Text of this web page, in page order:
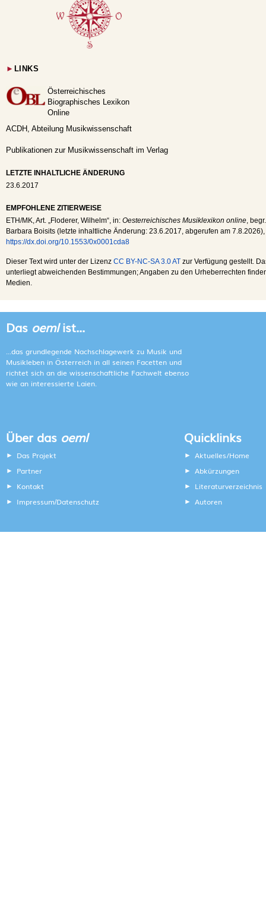
► LINKS
Österreichisches
Biographisches Lexikon
Online
ACDH, Abteilung Musikwissenschaft
Publikationen zur Musikwissenschaft im Verlag
LETZTE INHALTLICHE ÄNDERUNG
23.6.2017
EMPFOHLENE ZITIERWEISE
ETH/MK , Art. „Floderer, Wilhelm“, in: Oesterreichisches Musiklexikon online ,
Barbara Boisits (letzte inhaltliche Änderung: 23.6.2017 , abgerufen am 7.8.2026),
https://dx.doi.org/10.1553/0x0001cda8
Dieser Text wird unter der Lizenz CC BY-NC-SA 3.0 AT zur Verfügung gestellt.
unterliegt abweichenden Bestimmungen; Angaben zu den Urheberrechten
Medien.
Das oemlist...
...das grundlegende Nachschlagewerk zu Musik und
Musikleben in Österreich in all seinen Facetten und
richtet sich an die wissenschaftliche Fachwelt ebenso
wie an interessierte Laien.
Über das oeml
Das Projekt
Partner
Kontakt
Impressum/Datenschutz
Quicklinks
Aktuelles/Home
Abkürzungen
Literaturverzeichnis
Autoren